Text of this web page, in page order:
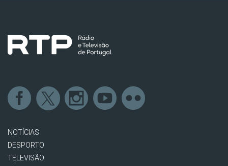
NOTÍCIAS
DESPORTO
TELEVISÃO